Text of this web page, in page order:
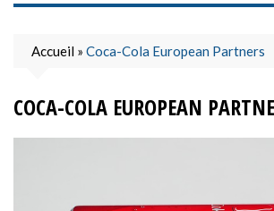
Accueil » Coca-Cola European Partners
COCA-COLA EUROPEAN